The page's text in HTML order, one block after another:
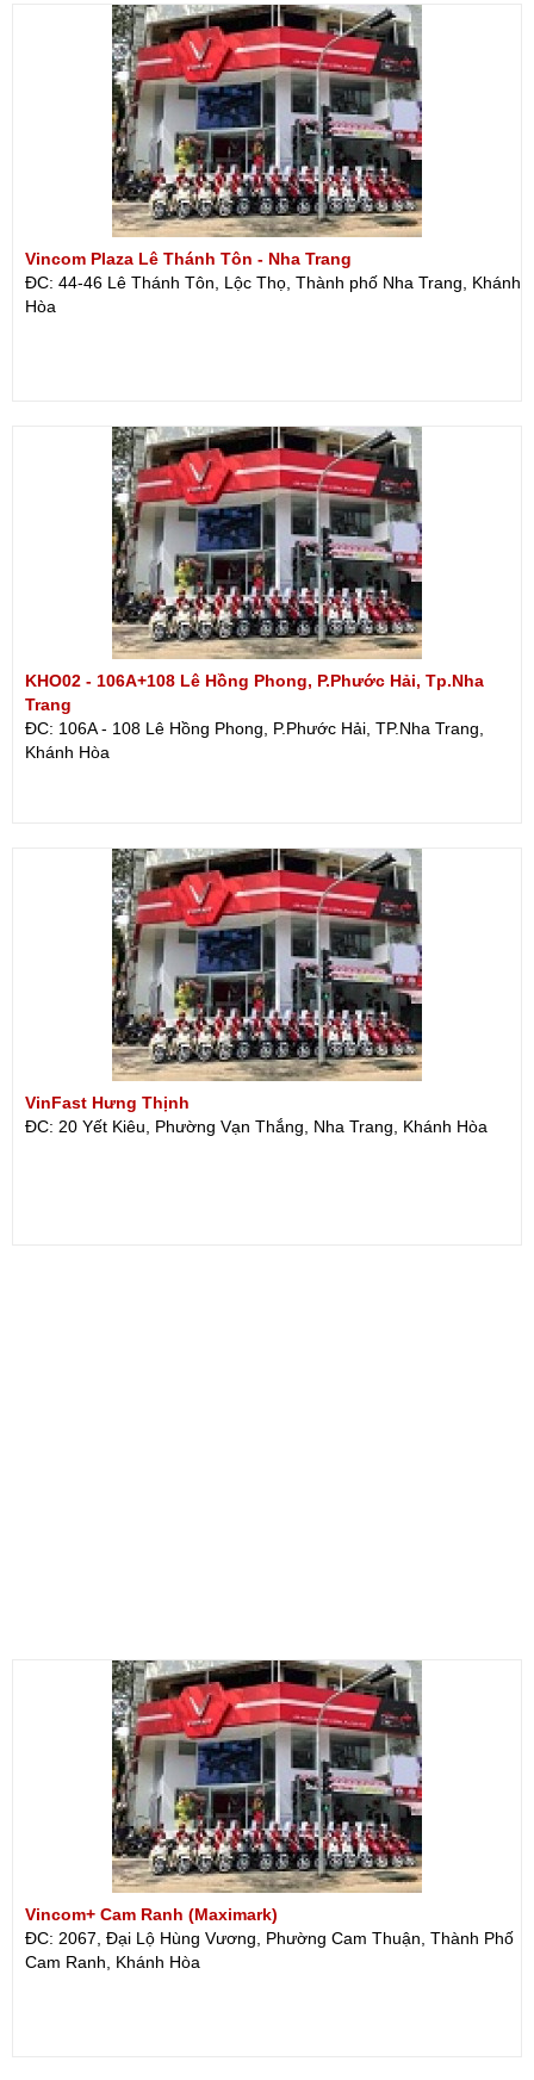
Vincom Plaza Lê Thánh Tôn - Nha Trang
ĐC: 44-46 Lê Thánh Tôn, Lộc Thọ, Thành phố Nha Trang, Khánh
Hòa
KHO02 - 106A+108 Lê Hồng Phong, P.Phước Hải, Tp.Nha
Trang
ĐC: 106A - 108 Lê Hồng Phong, P.Phước Hải, TP.Nha Trang,
Khánh Hòa
VinFast Hưng Thịnh
ĐC: 20 Yết Kiêu, Phường Vạn Thắng, Nha Trang, Khánh Hòa
Vincom+ Cam Ranh (Maximark)
ĐC: 2067, Đại Lộ Hùng Vương, Phường Cam Thuận, Thành Phố
Cam Ranh, Khánh Hòa